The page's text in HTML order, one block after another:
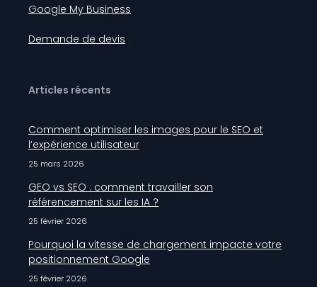
Google My Business
Demande de devis
Articles récents
Comment optimiser les images pour le SEO et
l’expérience utilisateur
25 mars 2026
GEO vs SEO : comment travailler son
référencement sur les IA ?
25 février 2026
Pourquoi la vitesse de chargement impacte votre
positionnement Google
25 février 2026